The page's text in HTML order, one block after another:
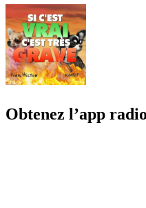
Obtenez l’app